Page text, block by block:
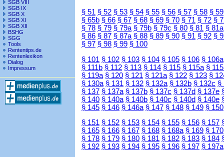
SGB VIII
SGB IX
SGB X
SGB XI
SGB XII
BSHG
SGG
Tools
Rententips.de
Rentenlexikon
Dialog
Impressum
§ 51 § 52 § 53 § 54 § 55 § 56 § 57 § 58 § 59
§ 65b § 66 § 67 § 68 § 69 § 70 § 71 § 72 §
§ 78 § 79 § 79a § 79b § 79c § 80 § 81 § 81a
§ 86 § 87 § 87a § 88 § 89 § 90 § 91 § 92 §
§ 97 § 98 § 99 § 100
§ 101 § 102 § 103 § 104 § 105 § 106 § 106a
§ 111b § 112 § 113 § 114 § 115 § 115a §
§ 119a § 120 § 121 § 121a § 122 § 123 §
§ 130a § 131 § 132 § 132a § 132b § 132c §
§ 137 § 137a § 137b § 137c § 137d § 137e
§ 140 § 140a § 140b § 140c § 140d § 140e
§ 145 § 146 § 146a § 147 § 148 § 149 § 150
§ 151 § 152 § 153 § 154 § 155 § 156 § 157
§ 165 § 166 § 167 § 168 § 168a § 169 § 170
§ 178 § 179 § 180 § 181 § 182 § 183 § 184
§ 192 § 193 § 194 § 195 § 196 § 197 § 197a